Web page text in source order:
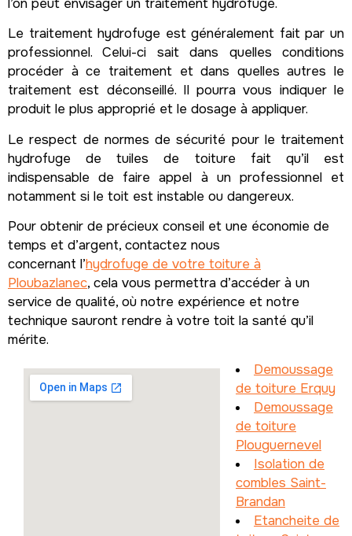
l’on peut envisager un traitement hydrofuge.
Le traitement hydrofuge est généralement fait par un
professionnel. Celui-ci sait dans quelles conditions
procéder à ce traitement et dans quelles autres le
traitement est déconseillé. Il pourra vous indiquer le
produit le plus approprié et le dosage à appliquer.
Le respect de normes de sécurité pour le traitement
hydrofuge de tuiles de toiture fait qu’il est
indispensable de faire appel à un professionnel et
notamment si le toit est instable ou dangereux.
Pour obtenir de précieux conseil et une économie de
temps et d’argent, contactez nous
concernant l’hydrofuge de votre toiture à
Ploubazlanec, cela vous permettra d’accéder à un
service de qualité, où notre expérience et notre
technique sauront rendre à votre toit la santé qu’il
mérite.
Demoussage
de toiture Erquy
Demoussage
de toiture
Plouguernevel
Isolation de
combles Saint-
Brandan
Etancheite de